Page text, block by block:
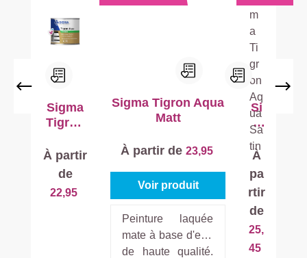
Sigma
Tigron
Primer
À partir
de
22,95
Sigma Tigron Aqua
Matt
À partir de 23,95
Voir produit
Peinture laquée
mate à base d'eau
de haute qualité.
Si
g
ma
Ti
gr
on
Aq
ua
Sa
tin
À
pa
rtir
de
25,
45